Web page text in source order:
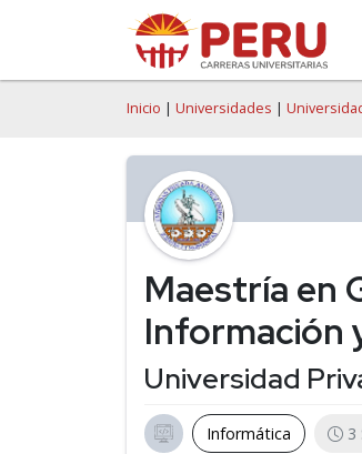
Inicio | Universidades |
Maestría en
Información
Universidad
Informática 3